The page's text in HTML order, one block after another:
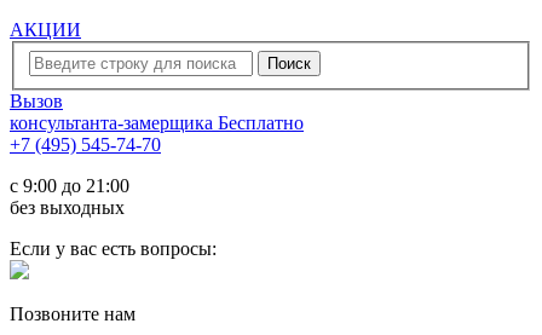
АКЦИИ
Вызов
консультанта-замерщика Бесплатно
+7 (495) 545-74-70
c 9:00 до 21:00
без выходных
Если у вас есть вопросы:
Позвоните нам